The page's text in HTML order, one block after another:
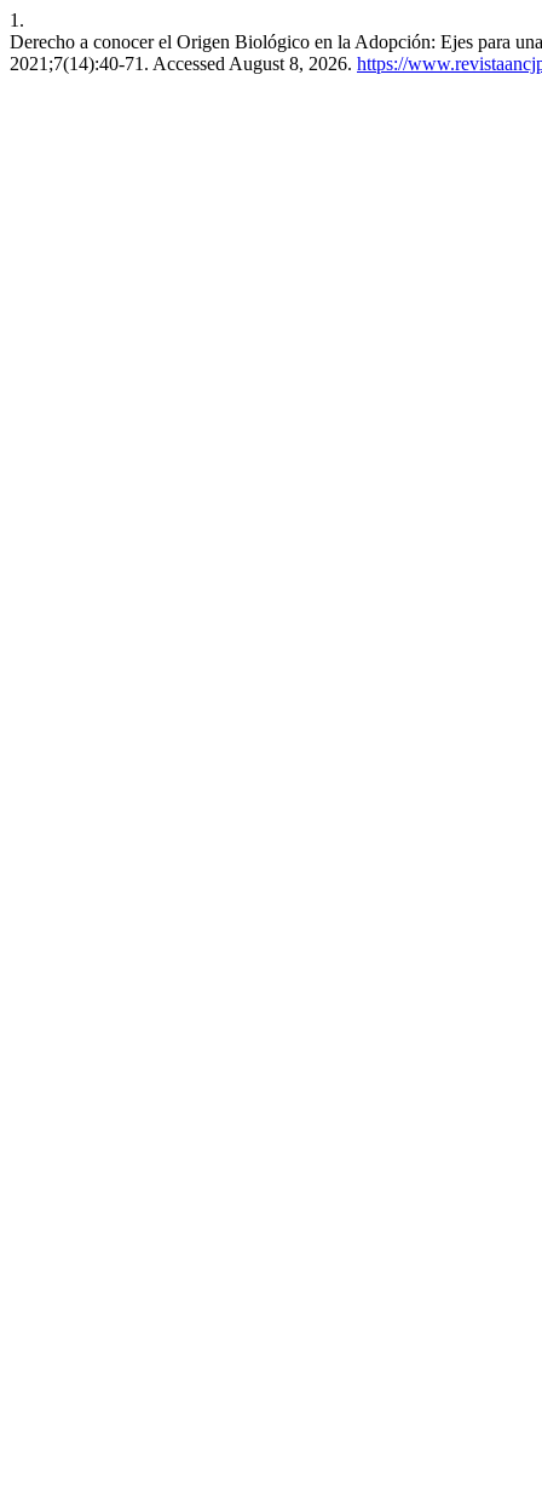
1.
Derecho a conocer el Origen Biológico en la Adopción: Ejes para
2021;7(14):40-71. Accessed August 8, 2026. https://